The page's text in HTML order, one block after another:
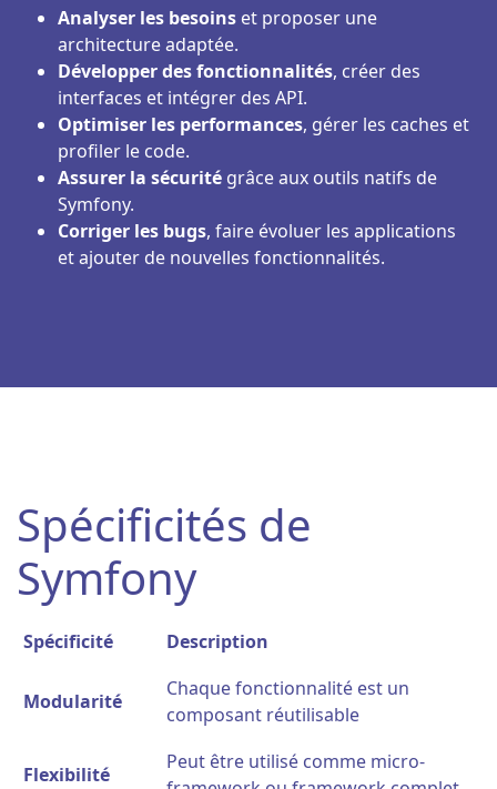
Analyser les besoins et proposer une
architecture adaptée.
Développer des fonctionnalités, créer des
interfaces et intégrer des API.
Optimiser les performances, gérer les caches et
profiler le code.
Assurer la sécurité grâce aux outils natifs de
Symfony.
Corriger les bugs, faire évoluer les applications
et ajouter de nouvelles fonctionnalités.
Spécificités de
Symfony
Spécificité Description
Modularité
Chaque fonctionnalité est un
composant réutilisable
Flexibilité
Peut être utilisé comme micro-